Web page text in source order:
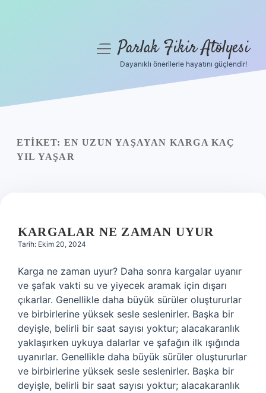
Yasal Uyarı
menüyüParlak Fikir Atölyesi
Dayanıklı önerilerle hayatını güçlendir!
ETIKET: EN UZUN YAŞAYAN KARGA KAÇ
YIL YAŞAR
KARGALAR NE ZAMAN UYUR
Tarih: Ekim 20, 2024
Karga ne zaman uyur? Daha sonra kargalar uyanır
ve şafak vakti su ve yiyecek aramak için dışarı
çıkarlar. Genellikle daha büyük sürüler oluştururlar
ve birbirlerine yüksek sesle seslenirler. Başka bir
deyişle, belirli bir saat sayısı yoktur; alacakaranlık
yaklaşırken uykuya dalarlar ve şafağın ilk ışığında
uyanırlar. Genellikle daha büyük sürüler oluştururlar
ve birbirlerine yüksek sesle seslenirler. Başka bir
deyişle, belirli bir saat sayısı yoktur; alacakaranlık